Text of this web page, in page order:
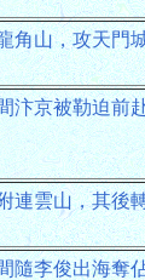
角山，攻天門
汴京被勒迫前
連雲山，其後
隨李俊出海奪